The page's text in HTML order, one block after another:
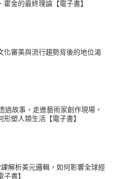
金的最終理論【電子書】
化審美與流行趨勢背後的地位渴
過故事，走進藝術家創作現場，
塑人類生活【電子書】
解析美元邏輯，如何影響全球經
書】